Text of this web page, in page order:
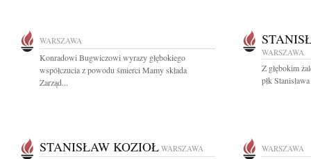
WARSZAWA
Konradowi Bugwiczowi wyrazy głębokiego
współczucia z powodu śmierci Mamy składa
Zarząd...
WARSZAWA
Z głębokim
płk
STANISŁAW KOZIOŁ WARSZAWA WARSZAWA